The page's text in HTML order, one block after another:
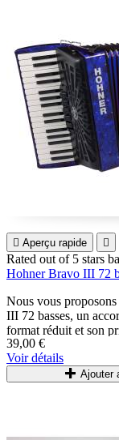
 Aperçu rapide 
Rated out of 5 stars
Hohner Bravo III 72
Nous vous
III 72 basses, un
format réduit et son
Accordéons accordés
39,00 €
Voir détails
Ajouter